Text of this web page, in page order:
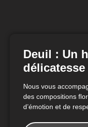
Deuil : Un
délicatesse
Nous vous
des compositions
d’émotion et de